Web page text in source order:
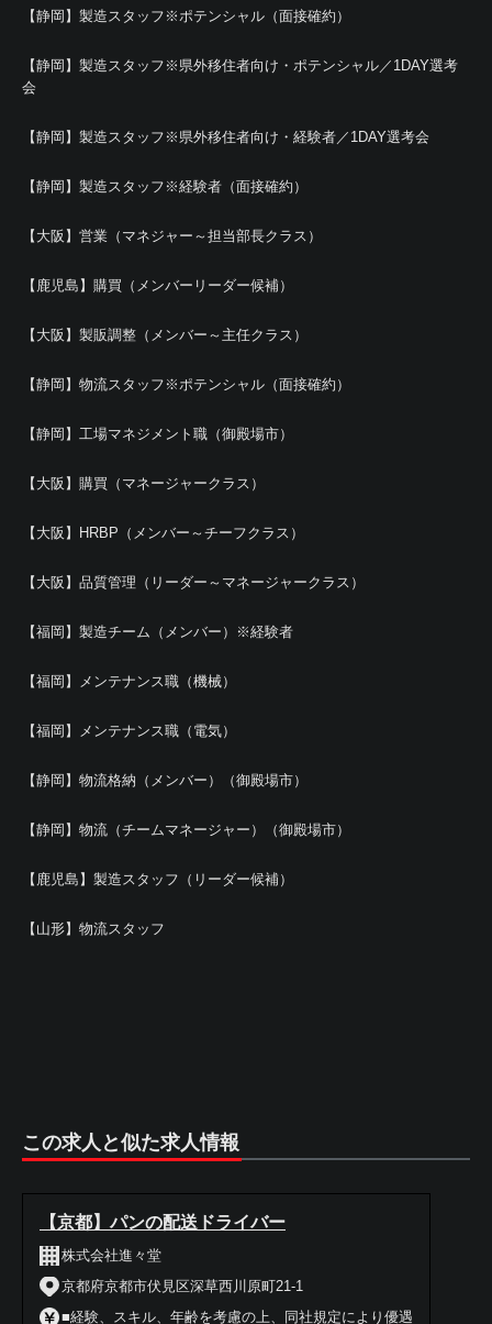
【静岡】製造スタッフ※ポテンシャル（面接確約）
【静岡】製造スタッフ※県外移住者向け・ポテンシャル／1DAY選考
会
【静岡】製造スタッフ※県外移住者向け・経験者／1DAY選考会
【静岡】製造スタッフ※経験者（面接確約）
【大阪】営業（マネジャー～担当部長クラス）
【鹿児島】購買（メンバーリーダー候補）
【大阪】製販調整（メンバー～主任クラス）
【静岡】物流スタッフ※ポテンシャル（面接確約）
【静岡】工場マネジメント職（御殿場市）
【大阪】購買（マネージャークラス）
【大阪】HRBP（メンバー～チーフクラス）
【大阪】品質管理（リーダー～マネージャークラス）
【福岡】製造チーム（メンバー）※経験者
【福岡】メンテナンス職（機械）
【福岡】メンテナンス職（電気）
【静岡】物流格納（メンバー）（御殿場市）
【静岡】物流（チームマネージャー）（御殿場市）
【鹿児島】製造スタッフ（リーダー候補）
【山形】物流スタッフ
この求人と似た求人情報
【京都】パンの配送ドライバー
株式会社進々堂
京都府京都市伏見区深草西川原町21-1
■経験、スキル、年齢を考慮の上、同社規定により優遇